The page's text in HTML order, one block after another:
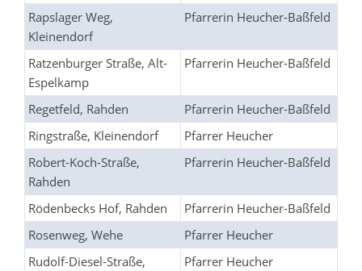
Rapslager Weg,
Kleinendorf
Pfarrerin Heucher-Baßfeld
Ratzenburger Straße, Alt-
Espelkamp
Pfarrerin Heucher-Baßfeld
Regetfeld, Rahden
Pfarrerin Heucher-Baßfeld
Ringstraße, Kleinendorf
Pfarrer Heucher
Robert-Koch-Straße,
Rahden
Pfarrerin Heucher-Baßfeld
Rödenbecks Hof, Rahden
Pfarrerin Heucher-Baßfeld
Rosenweg, Wehe
Pfarrer Heucher
Rudolf-Diesel-Straße,
Pfarrer Heucher